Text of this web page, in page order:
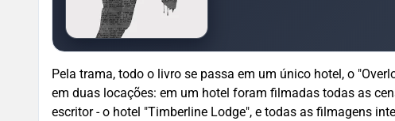
Pela trama, todo o livro se passa em um único hotel, o
em duas locações: em um hotel foram filmadas todas as
escritor - o hotel "Timberline Lodge", e todas as filmagens